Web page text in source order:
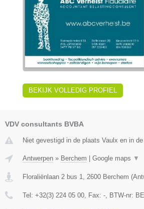
BEKIJK VOLLEDIG PROFIEL
VDV consultants BVBA
Niet gevestigd in de plaats Vaulx en in de
Antwerpen » Berchem | Google maps ▼
Floraliënlaan 2 bus 1 2600 Berchem (
Tel: +32(3) 224 05 00 , Fax: - , BTW-nr: